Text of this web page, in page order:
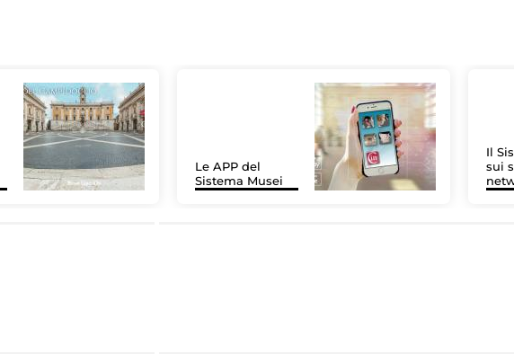
Le APP del
Sistema Musei
Il
sui